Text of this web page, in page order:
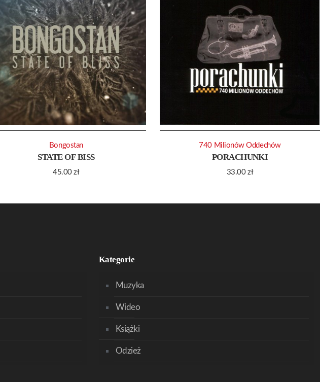
STATE OF BISS
45.00zł
Bongostan
PORACHUNKI
33.00zł
740 Milionów Oddechów
Kategorie
Muzyka
Wideo
Książki
Odzież